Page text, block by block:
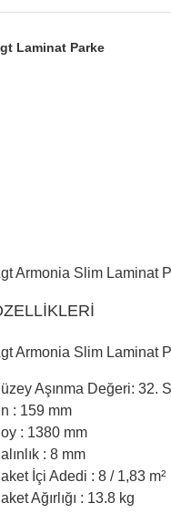
Laminat Parke
Armonia Slim Laminat
Armonia Slim Laminat
Aşınma Değeri: 32.
: 159 mm
: 1380 mm
: 8 mm
İçi Adedi : 8 / 1,83 m²
Ağırlığı : 13.8 kg